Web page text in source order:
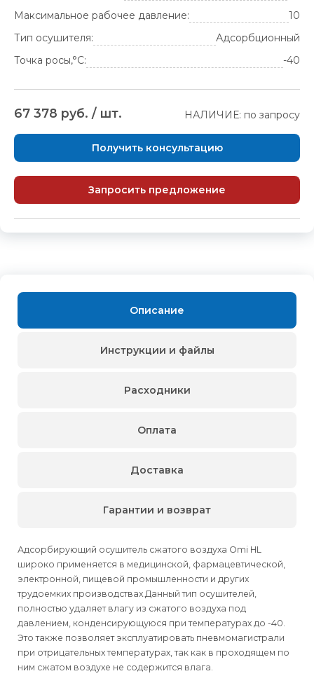
Максимальное рабочее давление:
10
Тип осушителя:
Адсорбционный
Точка росы,°С:
-40
67 378 руб. / шт. НАЛИЧИЕ: по запросу
Получить консультацию
Запросить предложение
Описание
Адсорбирующий осушитель сжатого воздуха Omi HL
широко применяется в медицинской, фармацевтической,
электронной, пищевой промышленности и других
трудоемких производствах.Данный тип осушителей,
полностью удаляет влагу из сжатого воздуха под
давлением, конденсирующуюся при температурах до -40.
Это также позволяет эксплуатировать пневмомагистрали
при отрицательных температурах, так как в проходящем по
ним сжатом воздухе не содержится влага.
Инструкции и файлы
Расходники
Оплата
Доставка
Гарантии и возврат